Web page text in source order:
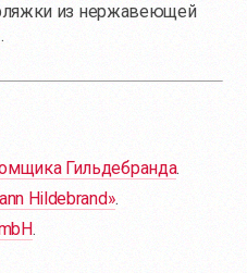
из нержавеющей
Гильдебранда.
Hildebrand».
.